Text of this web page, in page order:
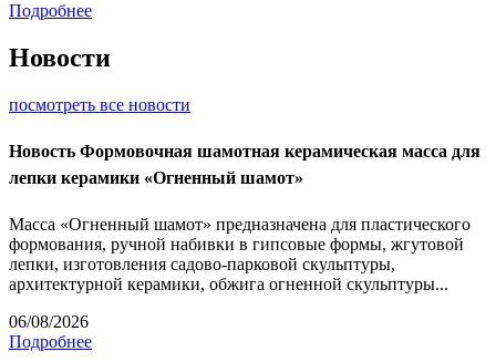
Подробнее
Новости
посмотреть все новости
Новость Формовочная шамотная керамическая масса для
лепки керамики «Огненный шамот»
Масса «Огненный шамот» предназначена для пластического
формования, ручной набивки в гипсовые формы, жгутовой
лепки, изготовления садово-парковой скульптуры,
архитектурной керамики, обжига огненной скульптуры...
06/08/2026
Подробнее